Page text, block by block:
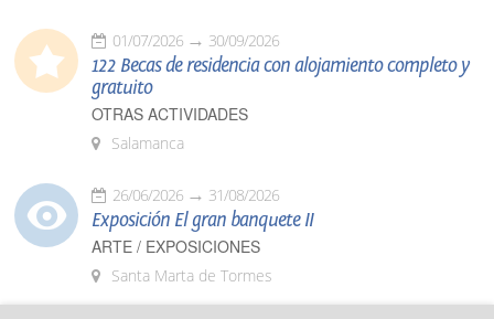
01/07/2026 30/09/2026
122 Becas de residencia con alojamiento completo y
gratuito
OTRAS ACTIVIDADES
Salamanca
26/06/2026 31/08/2026
Exposición El gran banquete II
ARTE / EXPOSICIONES
Santa Marta de Tormes